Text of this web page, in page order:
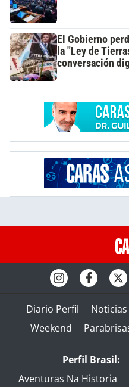
El Gobierno
la "Ley de
conversación
Diario Perfil Noticias
Weekend
Perfil Brasil:
Aventuras Na Historia